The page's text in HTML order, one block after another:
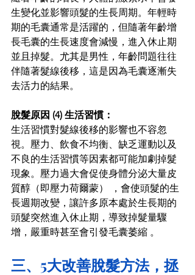
生變化並影響頭髮的生長周期。年輕時
期的毛囊通常是活躍的，但隨著年齡增
長毛囊的生長速度會減慢，進入休止期
並且掉髮。尤其是男性，年齡問題往往
伴隨著髮線後移，這是因為毛囊逐漸失
去活力的結果。
脫髮原因 (4) 生活習慣：
生活習慣對髮線後移的影響也不容忽
視。壓力、飲食不均衡、缺乏運動以及
不良的生活習慣等因素都可能加劇掉髮
現象。壓力過大會促使身體分泌大量皮
質醇（即壓力荷爾蒙） ，會使頭髮的生
長週期改變，讓許多原本處於生長期的
頭髮突然進入休止期，導致掉髮量驟
增，嚴重時甚至會引發毛囊萎縮 。
三、5大改善脫髮方法，拯